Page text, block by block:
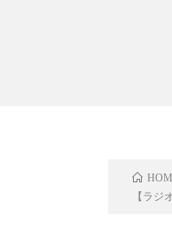
【ラ